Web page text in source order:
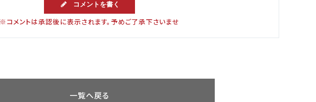
コメントを書く
※コメントは承認後に表示されます。予めご了承下さいませ
一覧へ戻る